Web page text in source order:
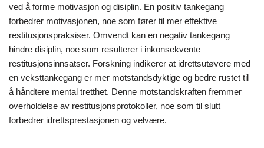
ved å forme motivasjon og disiplin. En positiv tankegang
forbedrer motivasjonen, noe som fører til mer effektive
restitusjonspraksiser. Omvendt kan en negativ tankegang
hindre disiplin, noe som resulterer i inkonsekvente
restitusjonsinnsatser. Forskning indikerer at idrettsutøvere med
en veksttankegang er mer motstandsdyktige og bedre rustet til
å håndtere mental tretthet. Denne motstandskraften fremmer
overholdelse av restitusjonsprotokoller, noe som til slutt
forbedrer idrettsprestasjonen og velvære.